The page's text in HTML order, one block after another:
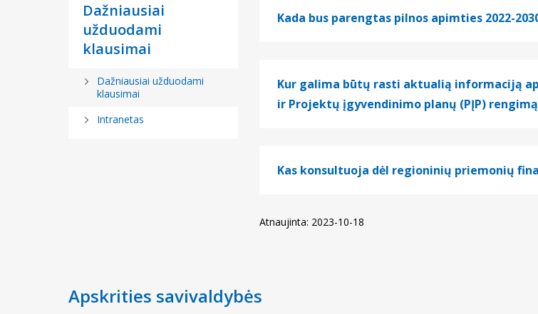
Dažniausiai
užduodami
klausimai
Dažniausiai užduodami
klausimai
Intranetas
Kada bus parengtas pilnos apimties 2022-
Kur galima būtų rasti aktualią informaciją
ir Projektų įgyvendinimo planų (PĮP)
Kas konsultuoja dėl regioninių priemonių
Atnaujinta: 2023-10-18
Apskrities savivaldybės